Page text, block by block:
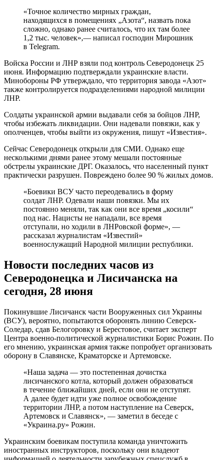
«Точное количество мирных граждан,
находящихся в помещениях „Азота“, назвать пока
сложно, однако ранее считалось, что их там более
1,2 тыс. человек»,— написал господин Мирошник
в Telegram.
Войска России и ЛНР взяли под контроль Северодонецк 25
июня. Информацию подтверждали украинские власти.
Минобороны РФ утверждало, что территория завода «Азот»
также контролируется подразделениями народной милиции
ЛНР.
Солдаты украинской армии выдавали себя за бойцов ЛНР,
чтобы избежать ликвидации. Они надевали повязки, как у
ополченцев, чтобы выйти из окружения, пишут «Известия».
Сейчас Северодонецк открыли для СМИ. Однако еще
несколькими днями ранее этому мешали постоянные
обстрелы украинские ДРГ. Оказалось, что населенный пункт
практически разрушен. Повреждено более 90 % жилых домов.
«Боевики ВСУ часто переодевались в форму
солдат ЛНР. Одевали наши повязки. Мы их
постоянно меняли, так как они все время „косили“
под нас. Нацисты не нападали, все время
отступали, но ходили в ЛНРовской форме», —
рассказал журналистам «Известий»
военнослужащий Народной милиции республики.
Новости последних часов из
Северодонецка и Лисичанска на
сегодня, 28 июня
Покинувшие Лисичанск части Вооруженных сил Украины
(ВСУ), вероятно, попытаются оборонять линию Северск-
Соледар, сдав Белогоровку и Берестовое, считает эксперт
Центра военно-политической журналистики Борис Рожин. По
его мнению, украинская армия также попробует организовать
оборону в Славянске, Краматорске и Артемовске.
«Наша задача — это постепенная дочистка
лисичанского котла, который должен образоваться
в течение ближайших дней, если они не отступят.
А далее будет идти уже полное освобождение
территории ЛНР, а потом наступление на Северск,
Артемовск и Славянск», — заметил в беседе с
«Украина.ру» Рожин.
Украинским боевикам поступила команда уничтожить
иностранных инструкторов, поскольку они владеют